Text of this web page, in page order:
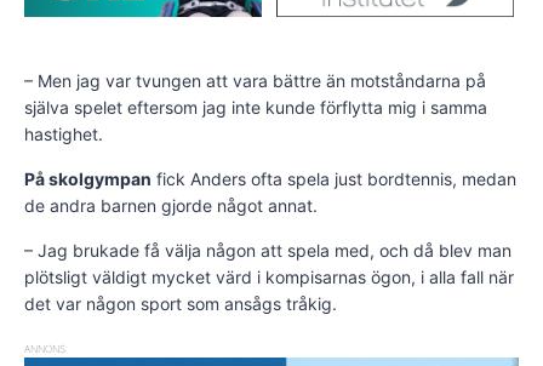
– Men jag var tvungen att vara bättre än motståndarna på
själva spelet eftersom jag inte kunde förflytta mig i samma
hastighet.
På skolgympan fick Anders ofta spela just bordtennis, medan
de andra barnen gjorde något annat.
– Jag brukade få välja någon att spela med, och då blev man
plötsligt väldigt mycket värd i kompisarnas ögon, i alla fall när
det var någon sport som ansågs tråkig.
ANNONS